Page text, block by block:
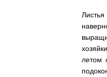
летом